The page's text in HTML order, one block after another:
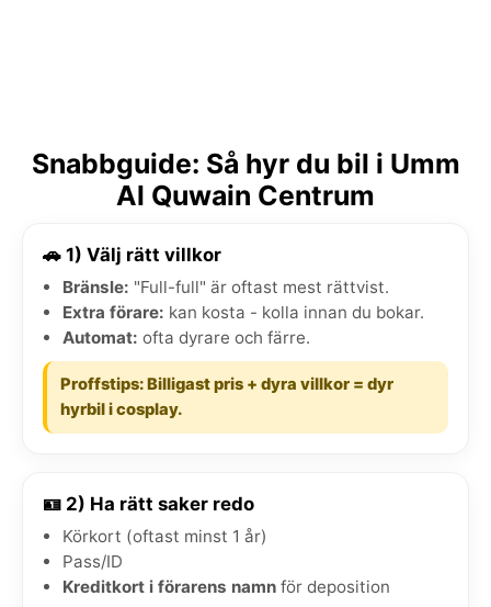
Snabbguide: Så hyr du bil i Umm
Al Quwain Centrum
🚗 1) Välj rätt villkor
Bränsle: "Full-full" är oftast mest rättvist.
Extra förare: kan kosta - kolla innan du bokar.
Automat: ofta dyrare och färre.
Proffstips: Billigast pris + dyra villkor = dyr
hyrbil i cosplay.
🪪 2) Ha rätt saker redo
Körkort (oftast minst 1 år)
Pass/ID
Kreditkort i förarens namn för deposition